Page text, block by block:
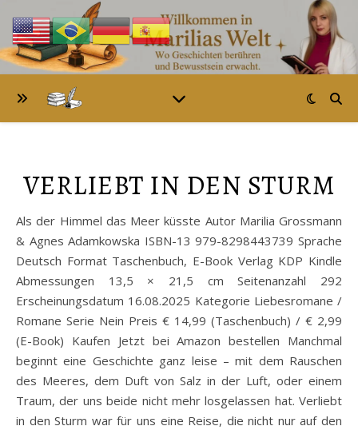
VERLIEBT IN DEN STURM
Als der Himmel das Meer küsste Autor Marilia Grossmann
& Agnes Adamkowska ISBN-13 979-8298443739 Sprache
Deutsch Format Taschenbuch, E-Book Verlag KDP Kindle
Abmessungen 13,5 × 21,5 cm Seitenanzahl 292
Erscheinungsdatum 16.08.2025 Kategorie Liebesromane /
Romane Serie Nein Preis € 14,99 (Taschenbuch) / € 2,99
(E-Book) Kaufen Jetzt bei Amazon bestellen Manchmal
beginnt eine Geschichte ganz leise – mit dem Rauschen
des Meeres, dem Duft von Salz in der Luft, oder einem
Traum, der uns beide nicht mehr losgelassen hat. Verliebt
in den Sturm war für uns eine Reise, die nicht nur auf den